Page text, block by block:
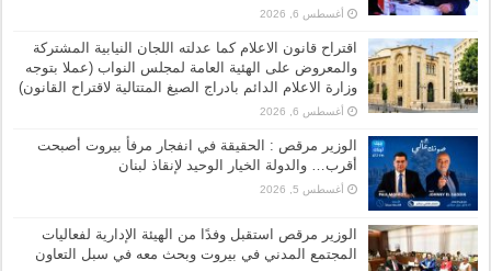
أغسطس 6, 2026
اقتراح قانون الاعلام كما عدلته اللجان النيابية المشتركة
والمعروض على الهئية العامة لمجلس النواب (عملا بتوجه
وزارة الاعلام الدائم بادراج الصيغ المتتالية لاقتراح القانون)
أغسطس 6, 2026
الوزير مرقص : الحقيقة في انفجار مرفأ بيروت أصبحت
أقرب… والدولة الخيار الوحيد لإنقاذ لبنان
أغسطس 5, 2026
الوزير مرقص استقبل وفدًا من الهيئة الإدارية لفعاليات
المجتمع المدني في بيروت وبحث معه في سبل التعاون